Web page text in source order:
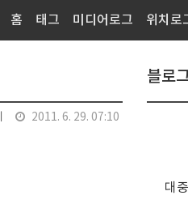
홈 태그 미디어로그 위치로
2011. 6. 29. 07:10
블로
대